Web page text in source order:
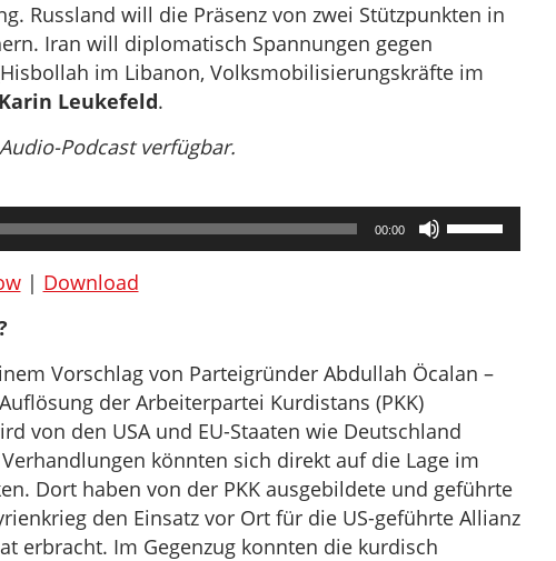
Russland will die Präsenz von zwei Stützpunkten in
Iran will diplomatisch Spannungen gegen
im Libanon, Volksmobilisierungskräfte im
Karin Leukefeld.
Podcast verfügbar.
00:00
Pfeiltasten
Hoch/Runter
zu
| Download
Vorschlag von Parteigründer Abdullah Öcalan –
der Arbeiterpartei Kurdistans (PKK)
von den USA und EU-Staaten wie Deutschland
könnten sich direkt auf die Lage im
Dort haben von der PKK ausgebildete und geführte
den Einsatz vor Ort für die US-geführte Allianz
erbracht. Im Gegenzug konnten die kurdisch